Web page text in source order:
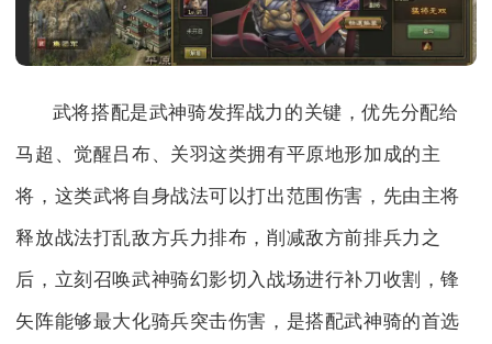
武将搭配是武神骑发挥战力的关键，优先分配给
马超、觉醒吕布、关羽这类拥有平原地形加成的主
将，这类武将自身战法可以打出范围伤害，先由主将
释放战法打乱敌方兵力排布，削减敌方前排兵力之
后，立刻召唤武神骑幻影切入战场进行补刀收割，锋
矢阵能够最大化骑兵突击伤害，是搭配武神骑的首选